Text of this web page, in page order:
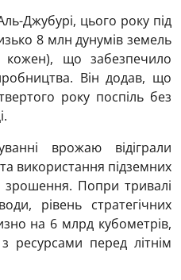
Джубурі, цього року під
8 млн дунумів земель
кожен), що забезпечило
Він додав, що
року поспіль без
врожаю відіграли
використання підземних
Попри тривалі
рівень стратегічних
на 6 млрд кубометрів,
ресурсами перед літнім